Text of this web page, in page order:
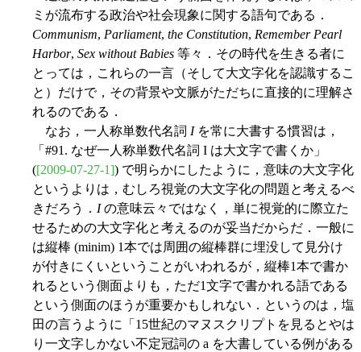
ミが流布する政治や社会現象に関する語句である．
Communism, Parliament, the Constitution, Remember Pearl
Harbor, Sex without Babies 等々．その時代を生きる者に
とっては，これらの一言（そして大文字化を認識するこ
と）だけで，その背景や文脈がただちに直接的に理解さ
れるのである．
なお，一人称単数代名詞 Iを常に大書する慣習は，
「#91. なぜ一人称単数代名詞 I は大文字で書くか」
([2009-07-27-1]) で明らかにしたように，意味の大文字化
というよりは，むしろ視覚の大文字化の問題と考えるべ
きだろう． Iの意味云々ではなく，単に視覚的に際立た
せるための大文字化と考えるのが妥当だからだ．一般に
は縦棒 (minim) 1本では周囲の縦棒群に埋没して見分け
が付きにくいということがいわれるが，縦棒1本で書か
れるという側面よりも，ただ1文字で書かれる語である
という側面のほうが重要かもしれない．というのは，塩
田の言うように「15世紀のマヌスクリプトを見るとやは
り一文字しかない不定冠詞の a を大書している例がある